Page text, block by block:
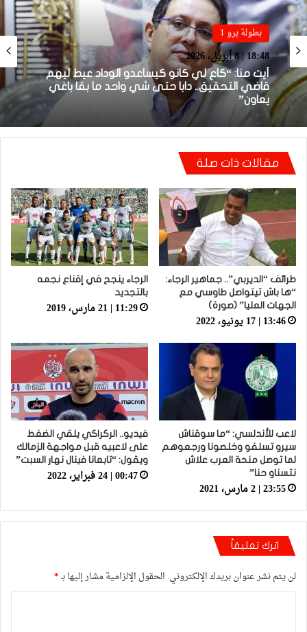
بطولة برو 1
18:48 | 8 أبريل، 2026
أيت منا: “كاع لي كانو كيساعدو الوداد عيط ليهم
قاضي التحقيق.. دابا حتى شي واحد ما بقا باغي
بطولة برو 1
22:23 | 6 أبريل، 2026
توالي النتائج السلبية يلاحق الوداد الرياضي بعد
تعادل جديد أمام الدفاع الحسني الجديدي
مقالات ذات صلة
طرائف “الديربي”.. جماهير الرجاء:
“ها باش تيتواصل طاوسي مع
الجهات العليا” (صورة)
13:46 | 17 يونيو، 2022
الرجاء ينجح في إقناع نجمه
بالتجديد
11:29 | 21 مارس، 2019
لاعب للأندلسي: “ما سوقناش
سيرو تسلفو وخلصونا ورجعوهم
لما توصل منحة العرب علاش
نتسناو حنا”
23:55 | 2 مارس، 2021
فيديو.. الركراكي يلقي الضغط
على لاعبيه قبل مواجهة الزمالك
ويقول: “تابعانا فينال نهار السبت”
00:47 | 24 فبراير، 2022
اترك تعليقاً
لن يتم نشر عنوان بريدك الإلكتروني. الحقول الإلزامية مشار إليها بـ*